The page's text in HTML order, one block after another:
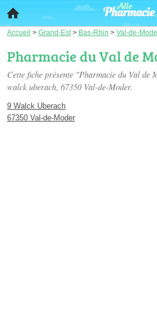
Accueil > Grand-Est > Bas-Rhin > Val-de-
Pharmacie du Val de
Cette fiche présente "Pharmacie du Val de
walck uberach, 67350 Val-de-Moder.
9 Walck Uberach
67350 Val-de-Moder